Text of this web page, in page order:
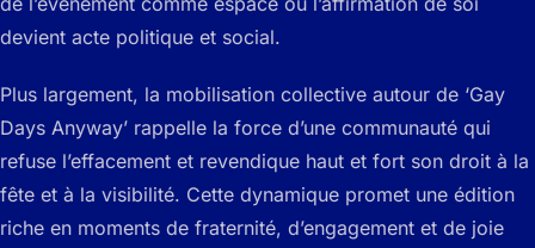
devient acte politique et social.
Plus largement, la mobilisation collective autour de ‘Gay
Days Anyway’ rappelle la force d’une communauté qui
refuse l’effacement et revendique haut et fort son droit à la
fête et à la visibilité. Cette dynamique promet une édition
riche en moments de fraternité, d’engagement et de joie